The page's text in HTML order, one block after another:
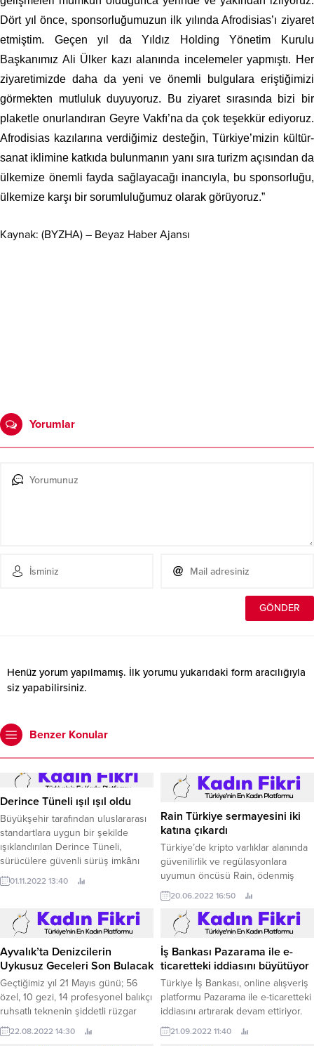
Dört yıl önce, sponsorluğumuzun ilk yılında Afrodisias’ı ziyaret
etmiştim. Geçen yıl da Yıldız Holding Yönetim Kurulu
Başkanımız Ali Ülker kazı alanında incelemeler yapmıştı. Her
ziyaretimizde daha da yeni ve önemli bulgulara eriştiğimizi
görmekten mutluluk duyuyoruz. Bu ziyaret sırasında bizi bir
plaketle onurlandıran Geyre Vakfı’na da çok teşekkür ediyoruz.
Afrodisias kazılarına verdiğimiz desteğin, Türkiye’mizin kültür-
sanat iklimine katkıda bulunmanın yanı sıra turizm açısından da
ülkemize önemli fayda sağlayacağı inancıyla, bu sponsorluğu,
ülkemize karşı bir sorumluluğumuz olarak görüyoruz.”
Kaynak: (BYZHA) – Beyaz Haber Ajansı
Yorumlar
Henüz yorum yapılmamış. İlk yorumu yukarıdaki form aracılığıyla
siz yapabilirsiniz.
Benzer Konular
Derince Tüneli ışıl ışıl oldu
Büyükşehir tarafından uluslararası
standartlara uygun bir şekilde
ışıklandırılan Derince Tüneli,
sürücülere güvenli sürüş imkânı
sağlıyor Kocaeli Büyükşehir
Belediyesi, kent genelindeki
olarak sürdürüyor.
01.11.2022 13:40
Rain Türkiye sermayesini iki
katına çıkardı
Türkiye’de kripto varlıklar alanında
güvenilirlik ve regülasyonlara
uyumun öncüsü Rain, ödenmiş
sermayesini 50 milyon TL’den 100
milyon TL’ye yükselterek
regülasyona hazırlık için önemli bir
adım daha attı.
20.06.2022 16:50
Ayvalık’ta Denizcilerin
Uykusuz Geceleri Son Bulacak
Geçtiğimiz yıl 21 Mayıs günü; 56
özel, 10 gezi, 14 profesyonel balıkçı
ruhsatlı teknenin şiddetli rüzgar
nedeniyle tamamen zarar gördüğü
ve 50 Milyon Türk lirası maddi
22.08.2022 14:30
İş Bankası Pazarama ile e-
ticaretteki iddiasını büyütüyor
Türkiye İş Bankası, online alışveriş
platformu Pazarama ile e-ticaretteki
iddiasını artırarak devam ettiriyor.
21.09.2022 11:40